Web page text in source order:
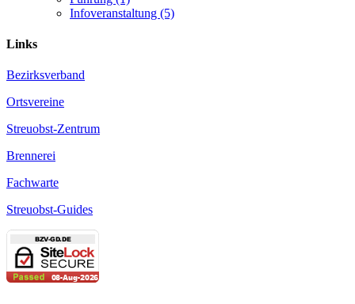
Infoveranstaltung (5)
Links
Bezirksverband
Ortsvereine
Streuobst-Zentrum
Brennerei
Fachwarte
Streuobst-Guides